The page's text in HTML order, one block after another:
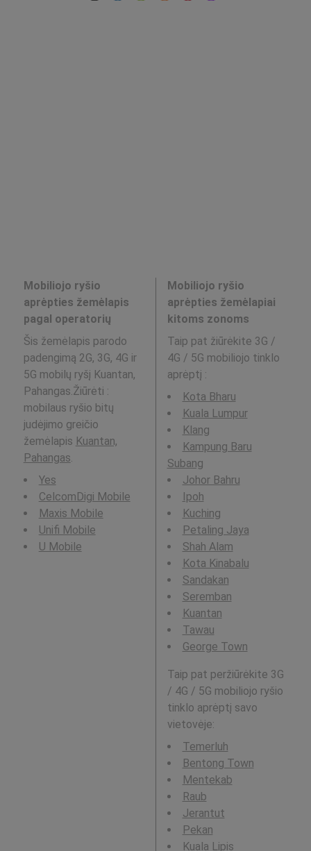
Mobiliojo ryšio
aprėpties žemėlapis
pagal operatorių
Šis žemėlapis parodo
padengimą 2G, 3G, 4G ir
5G mobilų ryšį Kuantan,
Pahangas.Žiūrėti :
mobilaus ryšio bitų
judėjimo greičio
žemėlapis Kuantan,
Pahangas
Yes
CelcomDigi Mobile
Maxis Mobile
Unifi Mobile
U Mobile
Mobiliojo ryšio
aprėpties žemėlapiai
kitoms zonoms
Taip pat žiūrėkite 3G /
4G / 5G mobiliojo tinklo
aprėptį :
Kota Bharu
Kuala Lumpur
Klang
Kampung Baru
Subang
Johor Bahru
Ipoh
Kuching
Petaling Jaya
Shah Alam
Kota Kinabalu
Sandakan
Seremban
Kuantan
Tawau
George Town
Taip pat peržiūrėkite 3G
/ 4G / 5G mobiliojo ryšio
tinklo aprėptį savo
vietovėje:
Temerluh
Bentong Town
Mentekab
Raub
Jerantut
Pekan
Kuala Lipis